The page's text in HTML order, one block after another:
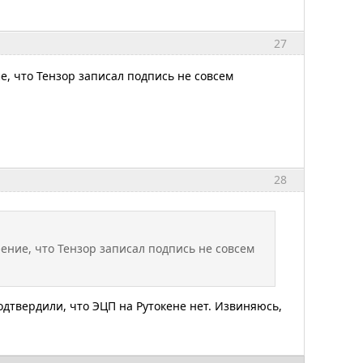
27
что Тензор записал подпись не совсем
28
что Тензор записал подпись не совсем
что ЭЦП на Рутокене нет. Извиняюсь,